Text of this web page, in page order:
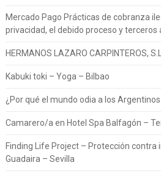
Mercado Pago Prácticas de cobranza
privacidad, el debido proceso y terceros
HERMANOS LAZARO CARPINTEROS,
Kabuki toki – Yoga – Bilbao
¿Por qué el mundo odia a los
Camarero/a en Hotel Spa Balfagón –
Finding Life Project – Protección contra
Guadaira – Sevilla